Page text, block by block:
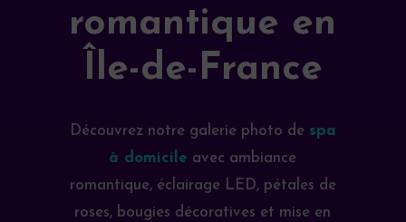
romantique en
Île-de-France
Découvrez notre galerie photo de spa
à domicile avec ambiance
romantique, éclairage LED, pétales de
roses, bougies décoratives et mise en